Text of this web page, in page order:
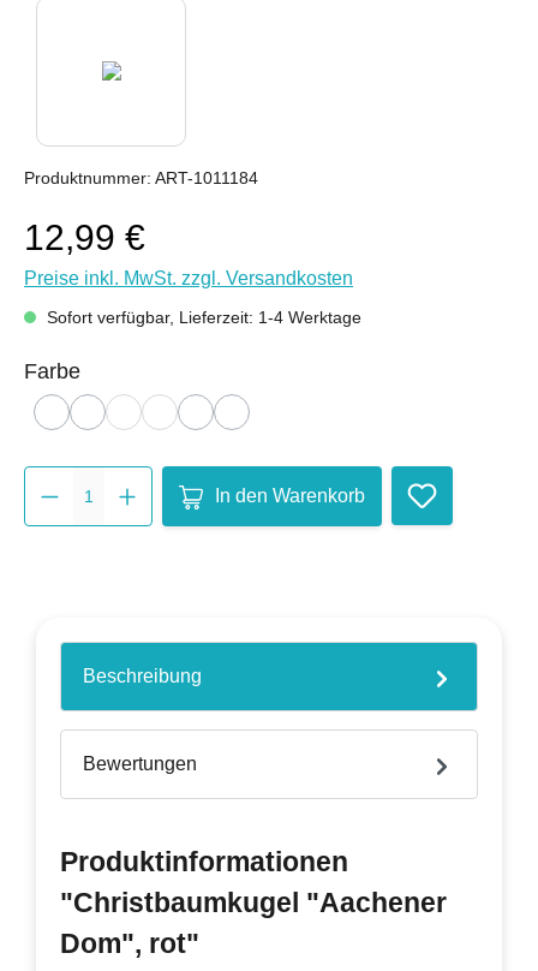
Produktnummer: ART-1011184
12,99 €
Preise inkl. MwSt. zzgl. Versandkosten
Sofort verfügbar, Lieferzeit: 1-4 Werktage
Farbeauswählen
kupfergold
(Diese Option ist zurzeit nicht verfügbar.)
schwarz
(Diese Option ist zurzeit nicht verfügbar.)
rot blaupetrol
(Diese Option ist zurzeit nicht verfügbar.)
berry
(Diese Option ist zurzeit nicht
Produkt Anzahl: Gib den
In den Warenkorb
Beschreibung
Bewertungen
Produktinformationen
"Christbaumkugel "Aachener
Dom", rot"